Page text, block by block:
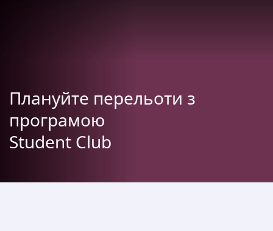
Плануйте перельоти з
програмою
Student Club